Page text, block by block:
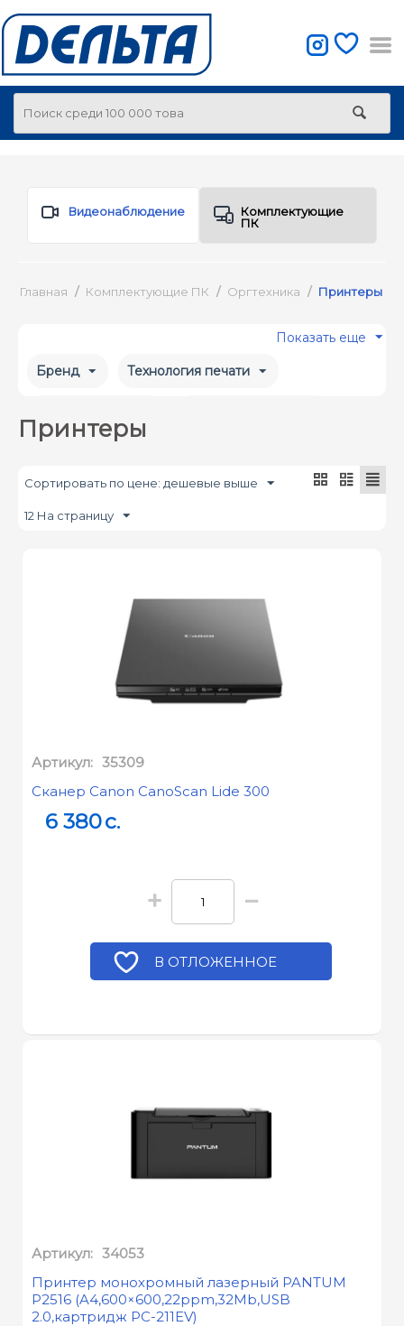
Видеонаблюдение
Комплектующие
ПК
Главная / Комплектующие ПК / Оргтехника / Принтеры
Показать еще
Бренд Технология печати
Принтеры
Сортировать по цене: дешевые выше
12 На страницу
Артикул: 35309
Сканер Canon CanoScan Lide 300
6 380c.
+ −
В ОТЛОЖЕННОЕ
Артикул: 34053
Принтер монохромный лазерный PANTUM
P2516 (A4,600×600,22ppm,32Mb,USB
2.0,картридж PC-211EV)